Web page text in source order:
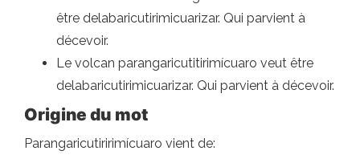
être delabaricutirimicuarizar. Qui parvient à
décevoir.
Le volcan parangaricutitirimícuaro veut être
delabaricutirimicuarizar. Qui parvient à décevoir.
Origine du mot
Parangaricutiririmícuaro vient de: